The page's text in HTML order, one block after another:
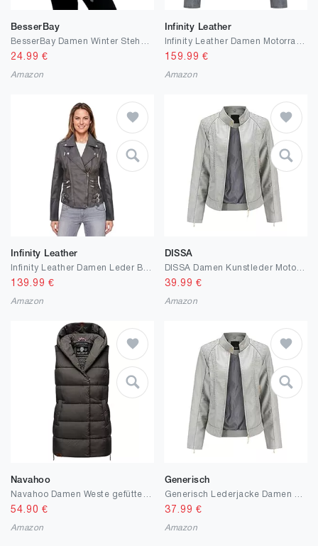
BesserBay
24.99 €
Amazon
Infinity Leather
159.99 €
Amazon
Infinity Leather
139.99 €
Amazon
DISSA
39.99 €
Amazon
Navahoo
54.90 €
Amazon
Generisch
37.99 €
Amazon